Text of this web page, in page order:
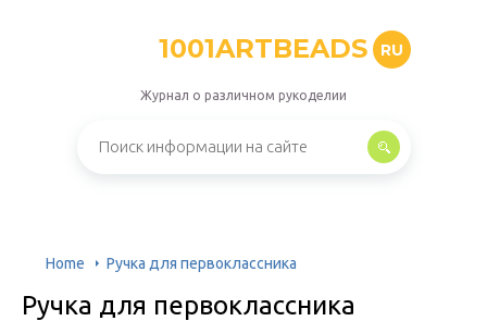
1001ARTBEADS RU
Журнал о различном рукоделии
Home Ручка для первоклассника
Ручка для первоклассника